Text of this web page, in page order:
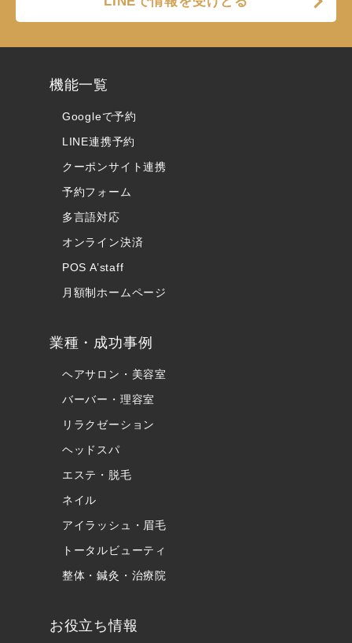
機能一覧
Googleで予約
LINE連携予約
クーポンサイト連携
予約フォーム
多言語対応
オンライン決済
POS A’staff
月額制ホームページ
業種・成功事例
ヘアサロン・美容室
バーバー・理容室
リラクゼーション
ヘッドスパ
エステ・脱毛
ネイル
アイラッシュ・眉毛
トータルビューティ
整体・鍼灸・治療院
お役立ち情報